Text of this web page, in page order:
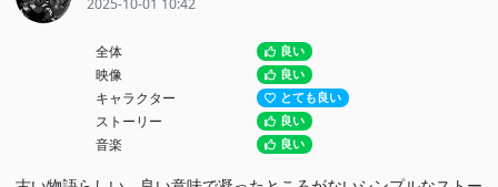
全体 良い
映像 良い
キャラクター とても良い
ストーリー 良い
音楽 良い